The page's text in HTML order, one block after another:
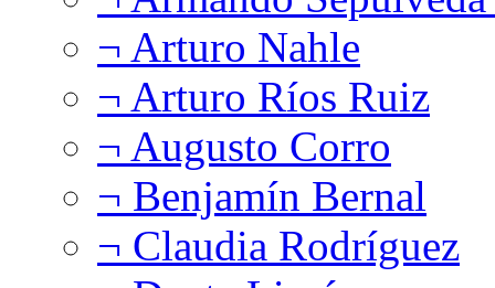
¬ Arturo Nahle
¬ Arturo Ríos Ruiz
¬ Augusto Corro
¬ Benjamín Bernal
¬ Claudia Rodríguez